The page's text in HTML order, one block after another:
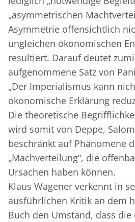
„asymmetrischen
Asymmetrie offensichtlich
ungleichen ökonomischen
resultiert. Darauf deutet
aufgenommene Satz von
„Der Imperialismus kann
ökonomische Erklärung
Die theoretische
wird somit von Deppe,
beschränkt auf Phänomene
„Machverteilung“, die
Ursachen haben können.
Klaus Wagener verkennt in
ausführlichen Kritik an dem
Buch den Umstand, dass